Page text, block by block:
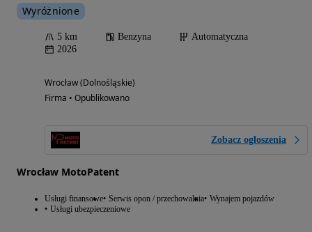
Wyróżnione
5 km Benzyna
Automatyczna
2026
Wrocław (Dolnośląskie)
Firma • Opublikowano
Zobacz ogłoszenia
Wrocław MotoPatent
Usługi finansowe Serwis opon / przechowalnia Wynajem pojazdów
Usługi ubezpieczeniowe